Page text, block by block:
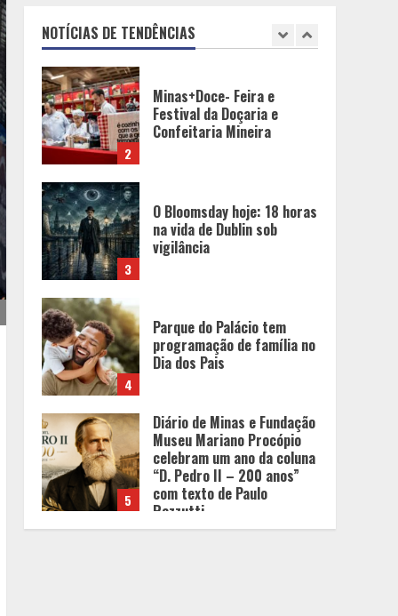
NOTÍCIAS DE TENDÊNCIAS
2
Minas+Doce- Feira e
Festival da Doçaria e
3
O Bloomsday hoje: 18 horas
4
Parque do Palácio tem
5
Diário de Minas e Fundação
Museu Mariano Procópio
com texto de Paulo
Rezzutti
Chegada da seca
impulsiona ritmo das obras
e reforça perspectivas
para a construção civil no